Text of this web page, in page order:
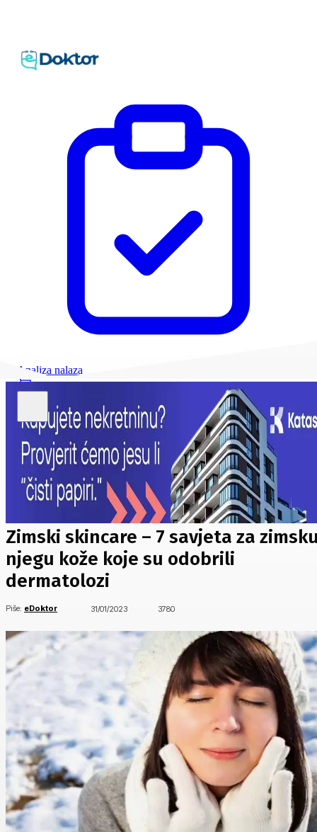
Analiza nalaza
Zimski skincare – 7 savjeta za
njegu kože koje su odobrili
dermatolozi
Piše: eDoktor 31/01/2023 3780